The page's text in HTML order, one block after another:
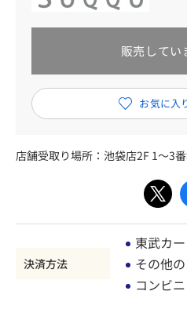
販売してい
店舗受取り場所： 池袋店2F 1～3
決済方法
東武カ
その他
コンビニ